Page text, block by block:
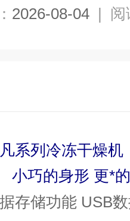
2026-08-04 | 阅
系列冷冻干燥机
小巧的身形 更*
存储功能 USB